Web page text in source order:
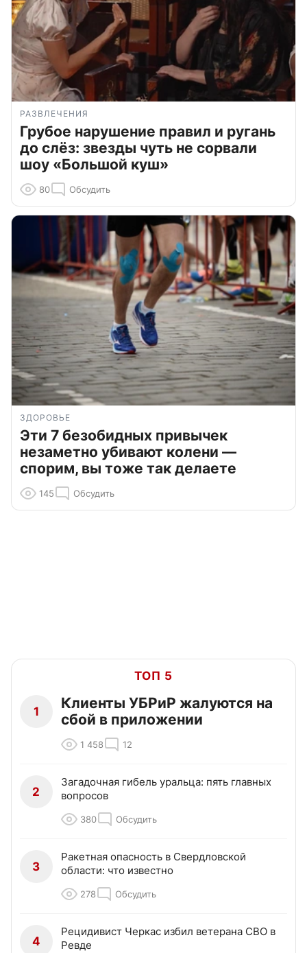
РАЗВЛЕЧЕНИЯ
Грубое нарушение правил и ругань
до слёз: звезды чуть не сорвали
шоу «Большой куш»
80 Обсудить
ЗДОРОВЬЕ
Эти 7 безобидных привычек
незаметно убивают колени —
спорим, вы тоже так делаете
145 Обсудить
ТОП 5
1
Клиенты УБРиР жалуются на
сбой в приложении
1 458 12
2
Загадочная гибель уральца: пять главных
вопросов
380 Обсудить
3
Ракетная опасность в Свердловской
области: что известно
278 Обсудить
4
Рецидивист Черкас избил ветерана СВО в
Ревде